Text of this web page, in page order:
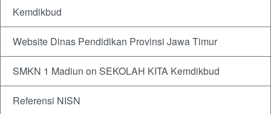
Kemdikbud
Website Dinas Pendidikan Provinsi Jawa Timur
SMKN 1 Madiun on SEKOLAH KITA Kemdikbud
Referensi NISN